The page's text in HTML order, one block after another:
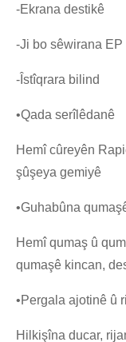
-Ekrana destikê
-Ji bo sêwirana EP
-Îstîqrara bilind
•Qada serîlêdanê
Hemî cûreyên
şûşeya gemiyê
•Guhabûna
Hemî qumaş û
qumaşê kincan,
•Pergala ajotinê û
Hilkişîna ducar,